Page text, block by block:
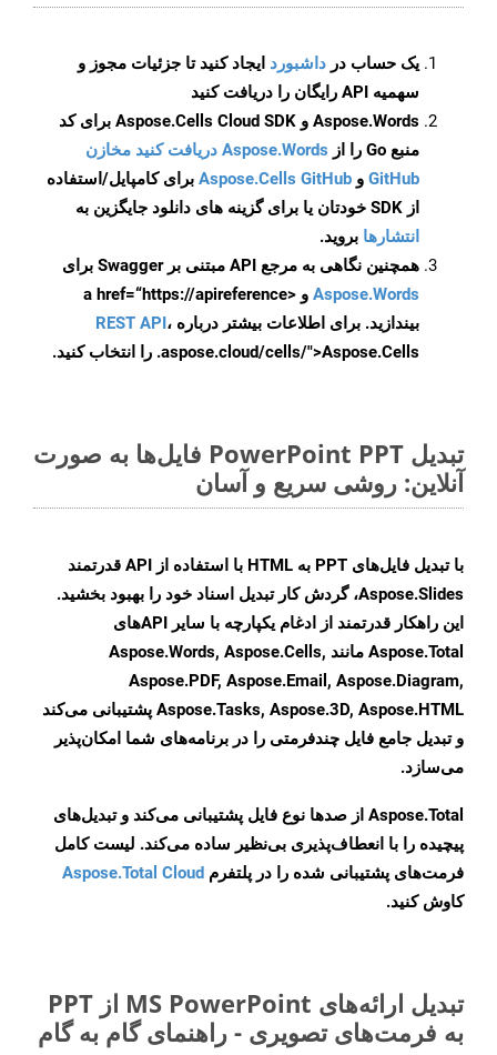
یک حساب در داشبورد ایجاد کنید تا جزئیات مجوز و
سهمیه API رایگان را دریافت کنید
Aspose.Words و Aspose.Cells Cloud SDK برای کد
منبع Go را از
Aspose.Words دریافت کنید مخازن
GitHub و Aspose.Cells GitHub برای کامپایل/استفاده
از SDK خودتان یا برای گزینه های دانلود جایگزین به
انتشارها بروید.
همچنین نگاهی به مرجع API مبتنی بر Swagger برای
Aspose.Words
و <a href=“https://apireference
بیندازید. برای اطلاعات بیشتر درباره REST API،
.aspose.cloud/cells/">Aspose.Cells را انتخاب کنید.
تبدیل PowerPoint PPT فایل‌ها به صورت
آنلاین: روشی سریع و آسان
با تبدیل فایل‌های PPT به HTML با استفاده از API قدرتمند
Aspose.Slides، گردش کار تبدیل اسناد خود را بهبود بخشید.
این راهکار قدرتمند از ادغام یکپارچه با سایر APIهای
Aspose.Total مانند Aspose.Words, Aspose.Cells,
Aspose.PDF, Aspose.Email, Aspose.Diagram,
Aspose.Tasks, Aspose.3D, Aspose.HTML پشتیبانی می‌کند
و تبدیل جامع فایل چندفرمتی را در برنامه‌های شما امکان‌پذیر
می‌سازد.
Aspose.Total از صدها نوع فایل پشتیبانی می‌کند و تبدیل‌های
پیچیده را با انعطاف‌پذیری بی‌نظیر ساده می‌کند. لیست کامل
فرمت‌های پشتیبانی شده را در پلتفرم Aspose.Total Cloud
کاوش کنید.
تبدیل ارائه‌های MS PowerPoint از PPT
به فرمت‌های تصویری - راهنمای گام به گام